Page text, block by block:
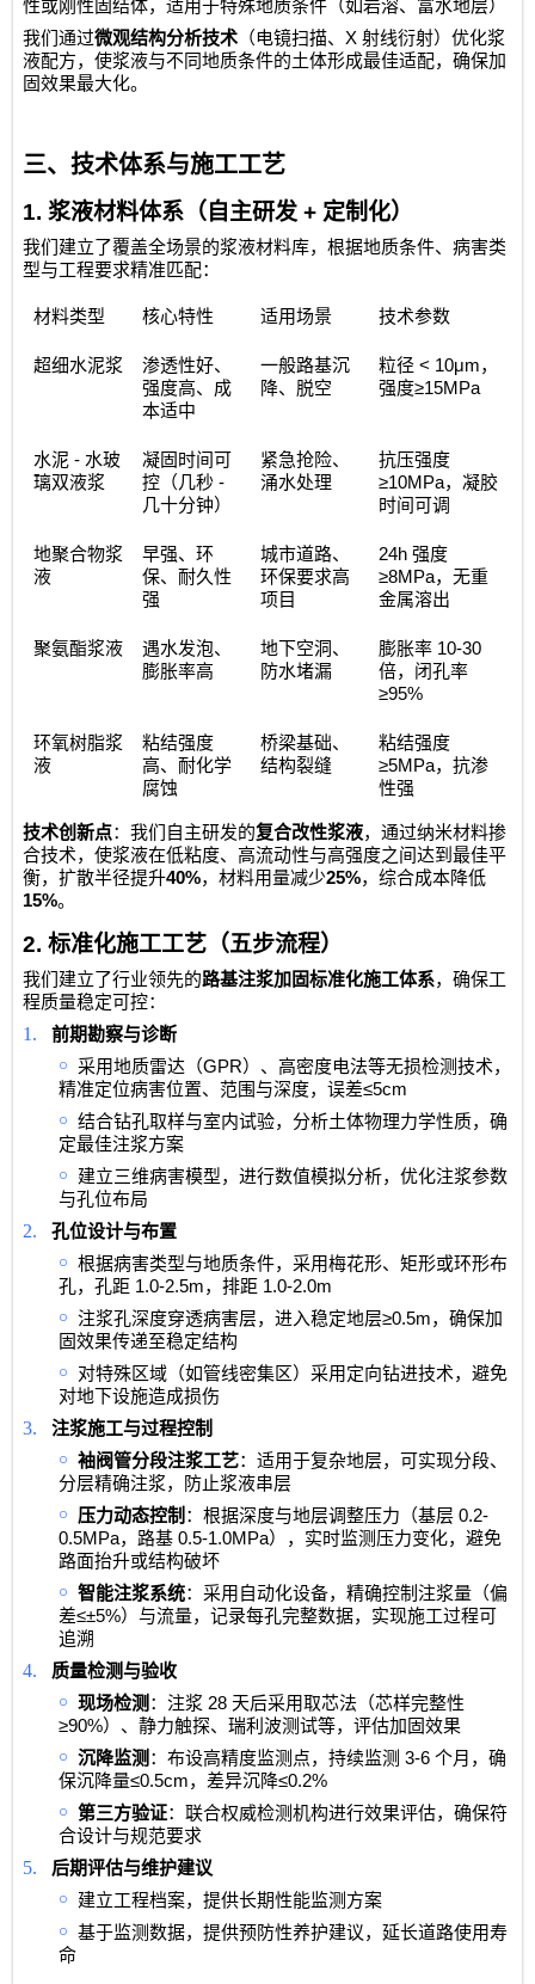
性或刚性固结体，适用于特殊地质条件（如岩溶、富水地层）
我们通过微观结构分析技术 （电镜扫描、X射线衍射）优化浆
液配方，使浆液与不同地质条件的土体形成最佳适配，确保加
固效果最大化。
三、技术体系与施工工艺
1.浆液材料体系（自主研发+ 定制化）
我们建立了覆盖全场景的浆液材料库，根据地质条件、病害类
型与工程要求精准匹配：
材料类型 核心特性 适用场景 技术参数
超细水泥浆
渗透性好、
强度高、成
本适中
一般路基沉
降、脱空
粒径< 10μm，
强度≥15MPa
水泥- 水玻
璃双液浆
凝固时间可
控（几秒 -
几十分钟）
紧急抢险、
涌水处理
抗压强度
≥10MPa，凝胶
时间可调
地聚合物浆
液
早强、环
保、耐久性
强
城市道路、
环保要求高
项目
24h 强度
≥8MPa，无重
金属溶出
聚氨酯浆液
遇水发泡、
膨胀率高
地下空洞、
防水堵漏
膨胀率10-30
倍，闭孔率
≥95%
环氧树脂浆
液
粘结强度
高、耐化学
腐蚀
桥梁基础、
结构裂缝
粘结强度
≥5MPa，抗渗
性强
技术创新点：我们自主研发的复合改性浆液，通过纳米材料掺
合技术，使浆液在低粘度、高流动性与高强度之间达到最佳平
衡，扩散半径提升40%，材料用量减少25%，综合成本降低
15%。
2.标准化施工工艺（五步流程）
我们建立了行业领先的路基注浆加固标准化施工体系，确保工
程质量稳定可控：
1. 前期勘察与诊断
￮ 采用地质雷达（GPR）、高密度电法等无损检测技术，
精准定位病害位置、范围与深度，误差≤5cm
￮ 结合钻孔取样与室内试验，分析土体物理力学性质，确
定最佳注浆方案
￮
建立三维病害模型，进行数值模拟分析，优化注浆参数
与孔位布局
2. 孔位设计与布置
￮ 根据病害类型与地质条件，采用梅花形、矩形或环形布
孔，孔距 1.0-2.5m，排距 1.0-2.0m
￮ 注浆孔深度穿透病害层，进入稳定地层≥0.5m，确保加
固效果传递至稳定结构
￮
对特殊区域（如管线密集区）采用定向钻进技术，避免
对地下设施造成损伤
3. 注浆施工与过程控制
￮ 袖阀管分段注浆工艺：适用于复杂地层，可实现分段、
分层精确注浆，防止浆液串层
￮ 压力动态控制 ：根据深度与地层调整压力（基层 0.2-
0.5MPa，路基 0.5-1.0MPa），实时监测压力变化，避免
路面抬升或结构破坏
￮ 智能注浆系统：采用自动化设备，精确控制注浆量（偏
差≤±5%）与流量，记录每孔完整数据，实现施工过程可
追溯
4. 质量检测与验收
￮ 现场检测 ：注浆 28 天后采用取芯法（芯样完整性
≥90%）、静力触探、瑞利波测试等，评估加固效果
￮ 沉降监测 ：布设高精度监测点，持续监测 3-6个月，确
保沉降量≤0.5cm，差异沉降≤0.2%
￮ 第三方验证：联合权威检测机构进行效果评估，确保符
合设计与规范要求
5. 后期评估与维护建议
￮ 建立工程档案，提供长期性能监测方案
￮ 基于监测数据，提供预防性养护建议，延长道路使用寿
命